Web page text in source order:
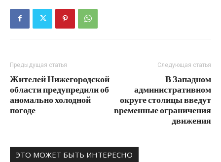
Предыдущая статья
Жителей Нижегородской
области предупредили об
аномально холодной
погоде
Следующая статья
В Западном
административном
округе столицы введут
временные ограничения
движения
ЭТО МОЖЕТ БЫТЬ ИНТЕРЕСНО